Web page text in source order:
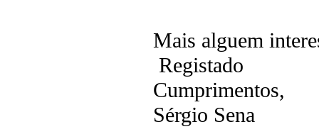
Mais alguem
Registado
Cumprimentos,
Sérgio Sena